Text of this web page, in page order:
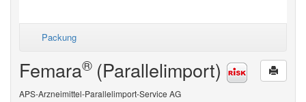
Packung
Femara® (Parallelimport)
APS-Arzneimittel-Parallelimport-Service AG